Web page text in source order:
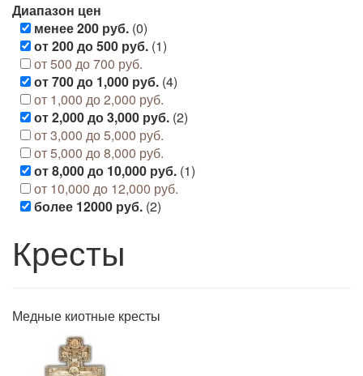
Диапазон цен
менее 200 руб. (0)
от 200 до 500 руб. (1)
от 500 до 700 руб.
от 700 до 1,000 руб. (4)
от 1,000 до 2,000 руб.
от 2,000 до 3,000 руб. (2)
от 3,000 до 5,000 руб.
от 5,000 до 8,000 руб.
от 8,000 до 10,000 руб. (1)
от 10,000 до 12,000 руб.
более 12000 руб. (2)
Кресты
Медные киотные кресты